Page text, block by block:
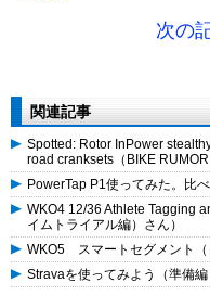
次の
関連記事
Spotted: Rotor InPower
road cranksets（BIKE
PowerTap P1使ってみた。比
WKO4 12/36 Athlete Tagging
イムトライアル編）さん）
WKO5 スマートセグメント（
Stravaを使ってみよう（準備